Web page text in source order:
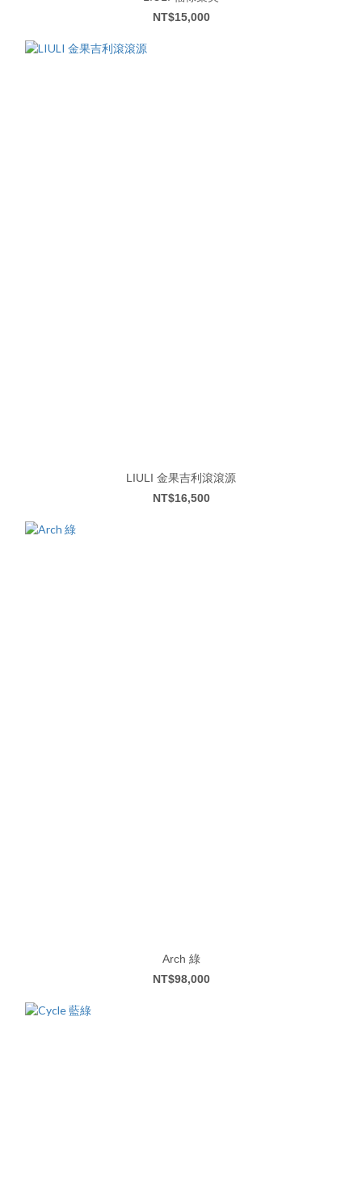
NT$15,000
LIULI 金果吉利滾滾源
NT$16,500
Arch 綠
NT$98,000